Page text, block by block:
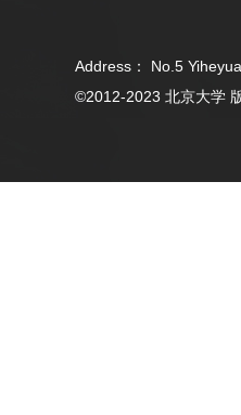
Address： No.5
©2012-2023 北京大学